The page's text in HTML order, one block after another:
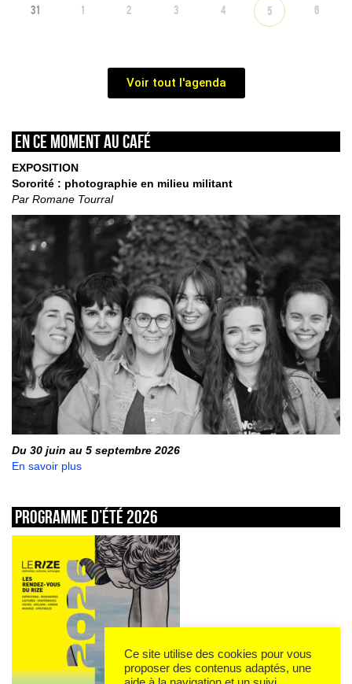
31 1 2 3 4 5 6
Voir tout l'agenda
En ce moment au café
EXPOSITION
Sororité : photographie en milieu militant
Par Romane Tourral
Du 30 juin au 5 septembre 2026
En savoir plus
Programme d’été 2026
Ce site utilise des cookies pour vous
proposer des contenus adaptés, une